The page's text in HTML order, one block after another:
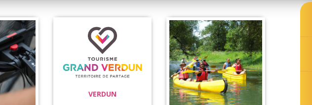
VERDUN